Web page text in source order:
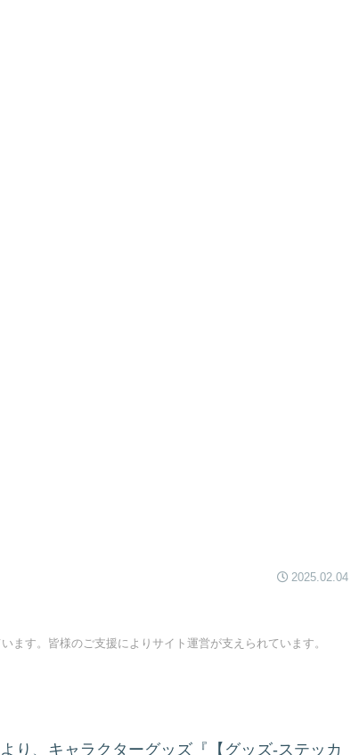
2025.02.04
す。皆様のご支援によりサイト運営が支えられています。
り、キャラクターグッズ『【グッズ-ステッカ